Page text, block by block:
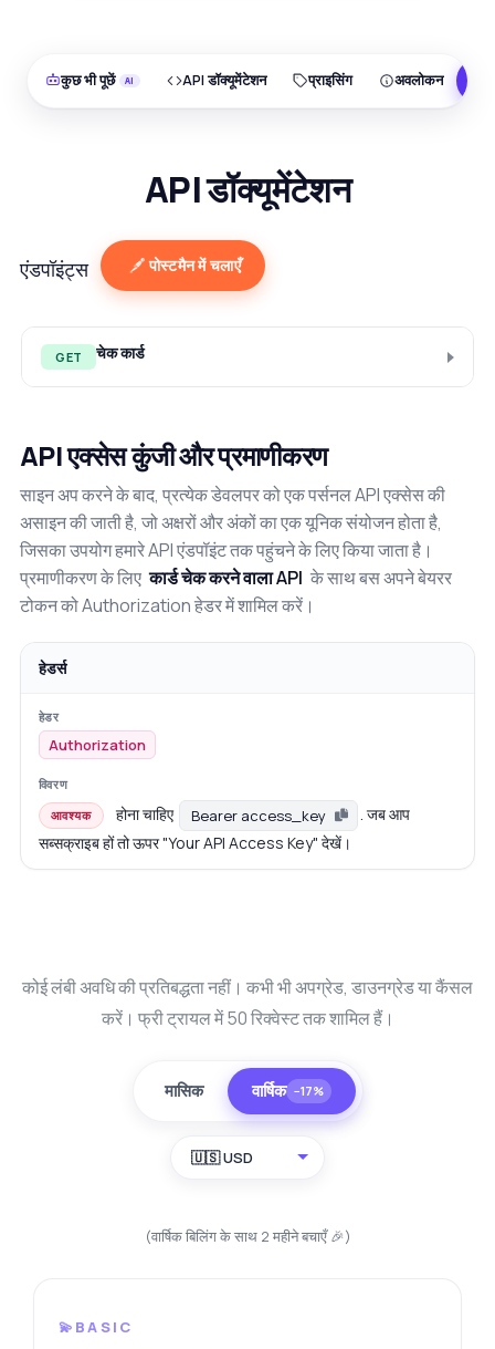
कुछ भी पूछें API डॉक्यूमेंटेशन प्राइसिंग अवलोकन
API डॉक्यूमेंटेशन
एंडपॉइंट्स पोस्टमैन में चलाएँ
GET चेक कार्ड
API एक्सेस कुंजी और प्रमाणीकरण
साइन अप करने के बाद, प्रत्येक डेवलपर को एक पर्सनल API एक्सेस की
असाइन की जाती है, जो अक्षरों और अंकों का एक यूनिक संयोजन होता है,
जिसका उपयोग हमारे API एंडपॉइंट तक पहुंचने के लिए किया जाता है।
प्रमाणीकरण के लिए कार्ड चेक करने वाला API के साथ बस अपने बेयरर
टोकन को Authorization हेडर में शामिल करें।
हेडर्स
Authorization
आवश्यक होना चाहिए Bearer access_key
. जब आप
सब्सक्राइब हों तो ऊपर "Your API Access Key" देखें।
कोई लंबी अवधि की प्रतिबद्धता नहीं। कभी भी अपग्रेड, डाउनग्रेड या कैंसल
करें। फ्री ट्रायल में 50 रिक्वेस्ट तक शामिल हैं।
मासिक वार्षिक −17%
🇺🇸 USD
(वार्षिक बिलिंग के साथ 2 महीने बचाएँ 🎉)
💫BASIC